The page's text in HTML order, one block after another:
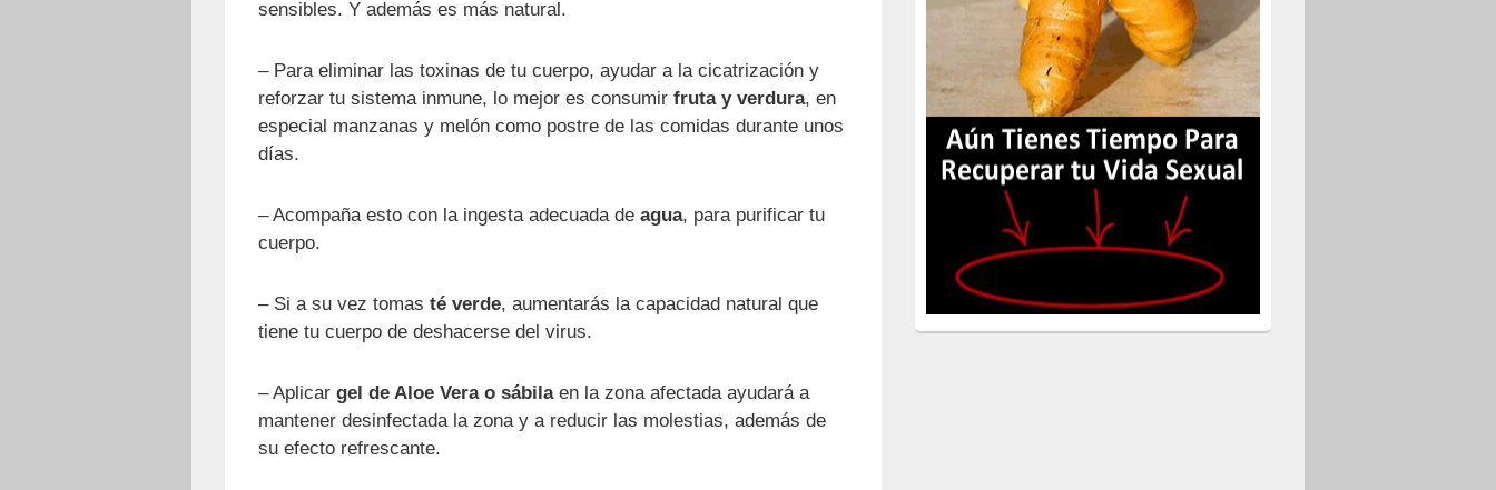
sensibles. Y además es más natural.
– Para eliminar las toxinas de tu cuerpo, ayudar a la cicatrización y
reforzar tu sistema inmune, lo mejor es consumir fruta y verdura, en
especial manzanas y melón como postre de las comidas durante unos
días.
– Acompaña esto con la ingesta adecuada de agua, para purificar tu
cuerpo.
– Si a su vez tomas té verde, aumentarás la capacidad natural que
tiene tu cuerpo de deshacerse del virus.
– Aplicar gel de Aloe Vera o sábilaen la zona afectada ayudará a
mantener desinfectada la zona y a reducir las molestias, además de
su efecto refrescante.